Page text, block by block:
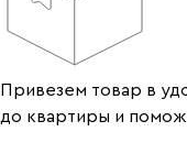
Привезем товар в
до квартиры и